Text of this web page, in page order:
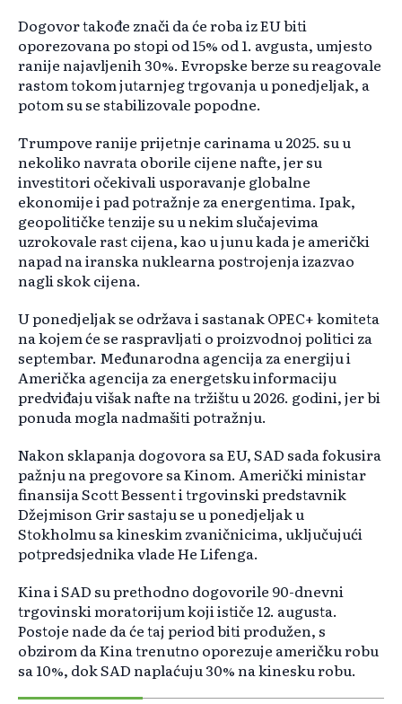
Dogovor takođe znači da će roba iz EU biti
oporezovana po stopi od 15% od 1. avgusta, umjesto
ranije najavljenih 30%. Evropske berze su reagovale
rastom tokom jutarnjeg trgovanja u ponedjeljak, a
potom su se stabilizovale popodne.
Trumpove ranije prijetnje carinama u 2025. su u
nekoliko navrata oborile cijene nafte, jer su
investitori očekivali usporavanje globalne
ekonomije i pad potražnje za energentima. Ipak,
geopolitičke tenzije su u nekim slučajevima
uzrokovale rast cijena, kao u junu kada je američki
napad na iranska nuklearna postrojenja izazvao
nagli skok cijena.
U ponedjeljak se održava i sastanak OPEC+ komiteta
na kojem će se raspravljati o proizvodnoj politici za
septembar. Međunarodna agencija za energiju i
Američka agencija za energetsku informaciju
predviđaju višak nafte na tržištu u 2026. godini, jer bi
ponuda mogla nadmašiti potražnju.
Nakon sklapanja dogovora sa EU, SAD sada fokusira
pažnju na pregovore sa Kinom. Američki ministar
finansija Scott Bessent i trgovinski predstavnik
Džejmison Grir sastaju se u ponedjeljak u
Stokholmu sa kineskim zvaničnicima, uključujući
potpredsjednika vlade He Lifenga.
Kina i SAD su prethodno dogovorile 90-dnevni
trgovinski moratorijum koji ističe 12. augusta.
Postoje nade da će taj period biti produžen, s
obzirom da Kina trenutno oporezuje američku robu
sa 10%, dok SAD naplaćuju 30% na kinesku robu.